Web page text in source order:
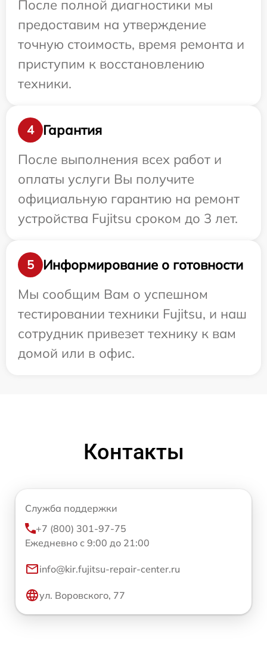
После полной диагностики мы
предоставим на утверждение
точную стоимость, время ремонта и
приступим к восстановлению
техники.
4
Гарантия
После выполнения всех работ и
оплаты услуги Вы получите
официальную гарантию на ремонт
устройства Fujitsu сроком до 3 лет.
5
Информирование о готовности
Мы сообщим Вам о успешном
тестировании техники Fujitsu, и наш
сотрудник привезет технику к вам
домой или в офис.
Контакты
Служба поддержки
+7 (800) 301-97-75
Ежедневно с 9:00 до 21:00
info@kir.fujitsu-repair-center.ru
ул. Воровского, 77